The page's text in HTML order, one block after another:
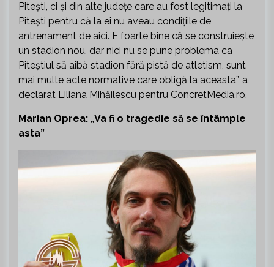
Pitești, ci și din alte județe care au fost legitimați la
Pitești pentru că la ei nu aveau condițiile de
antrenament de aici. E foarte bine că se construiește
un stadion nou, dar nici nu se pune problema ca
Piteștiul să aibă stadion fără pistă de atletism, sunt
mai multe acte normative care obligă la aceasta”, a
declarat Liliana Mihăilescu pentru ConcretMedia.ro.
Marian Oprea: „Va fi o tragedie să se întâmple
asta”